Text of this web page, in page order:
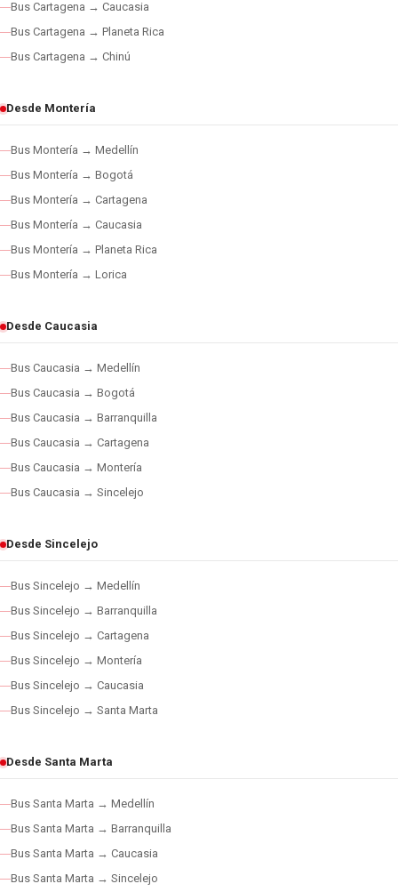
Bus Cartagena → Caucasia
Bus Cartagena → Planeta Rica
Bus Cartagena → Chinú
Desde Montería
Bus Montería → Medellín
Bus Montería → Bogotá
Bus Montería → Cartagena
Bus Montería → Caucasia
Bus Montería → Planeta Rica
Bus Montería → Lorica
Desde Caucasia
Bus Caucasia → Medellín
Bus Caucasia → Bogotá
Bus Caucasia → Barranquilla
Bus Caucasia → Cartagena
Bus Caucasia → Montería
Bus Caucasia → Sincelejo
Desde Sincelejo
Bus Sincelejo → Medellín
Bus Sincelejo → Barranquilla
Bus Sincelejo → Cartagena
Bus Sincelejo → Montería
Bus Sincelejo → Caucasia
Bus Sincelejo → Santa Marta
Desde Santa Marta
Bus Santa Marta → Medellín
Bus Santa Marta → Barranquilla
Bus Santa Marta → Caucasia
Bus Santa Marta → Sincelejo